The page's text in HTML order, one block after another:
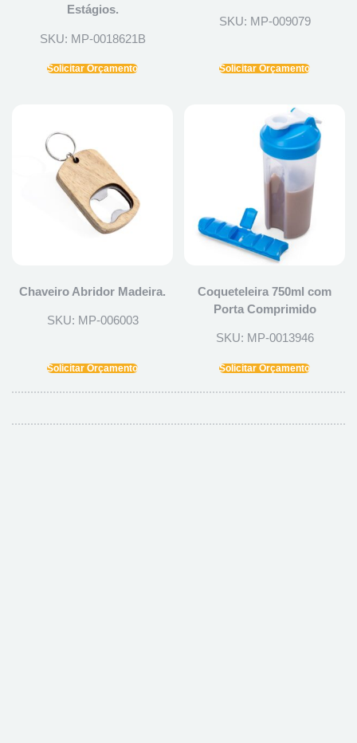
Estágios.
SKU: MP-0018621B
Solicitar Orçamento
SKU: MP-009079
Solicitar Orçamento
Chaveiro Abridor Madeira.
SKU: MP-006003
Solicitar Orçamento
Coqueteleira 750ml com
Porta Comprimido
SKU: MP-0013946
Solicitar Orçamento